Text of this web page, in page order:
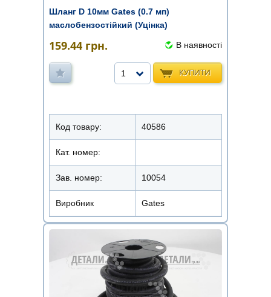
Шланг D 10мм Gates (0.7 мп)
маслобензостійкий (Уцінка)
159.44 грн. В наявності
КУПИТИ
1
Код товару: 40586
Кат. номер:
Зав. номер: 10054
Виробник Gates